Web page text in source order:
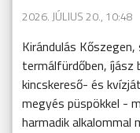
2026. JÚLIUS 20., 10:48
Kirándulás
termálfürdőben, íjász
kincskereső- és
megyés püspökkel -
harmadik alkalommal